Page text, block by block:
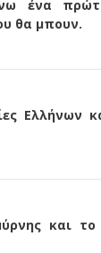
ένα
θα μπουν.
Ελλήνων
και το